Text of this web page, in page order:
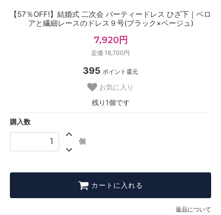
【57％OFF!】結婚式 二次会 パーティードレス ひざ下｜ベロ
アと繊細レースのドレス９号(ブラック×ベージュ)
7,920円
定価 18,700円
395 ポイント還元
お気に入り
残り1個です
購入数
個
カートに入れる
返品について